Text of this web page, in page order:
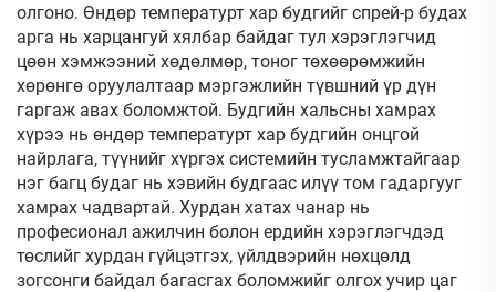
олгоно. Өндөр температурт хар будгийг спрей-р будах
арга нь харцангуй хялбар байдаг тул хэрэглэгчид
цөөн хэмжээний хөдөлмөр, тоног төхөөрөмжийн
хөрөнгө оруулалтаар мэргэжлийн түвшний үр дүн
гаргаж авах боломжтой. Будгийн хальсны хамрах
хүрээ нь өндөр температурт хар будгийн онцгой
найрлага, түүнийг хүргэх системийн тусламжтайгаар
нэг багц будаг нь хэвийн будгаас илүү том гадаргууг
хамрах чадвартай. Хурдан хатах чанар нь
професионал ажилчин болон ердийн хэрэглэгчдэд
төслийг хурдан гүйцэтгэх, үйлдвэрийн нөхцөлд
зогсонги байдал багасгах боломжийг олгох учир цаг